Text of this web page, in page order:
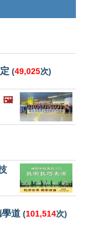
(49,025次)
🖼️
道 (101,514次)